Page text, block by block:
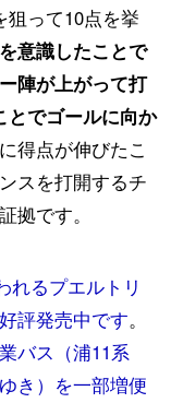
狙って10点を挙
意識したことで
陣が上がって打
とでゴールに向か
得点が伸びたこ
スを打開するチ
拠です。
れるプエルトリ
評発売中です。
バス（浦11系
き）を一部増便